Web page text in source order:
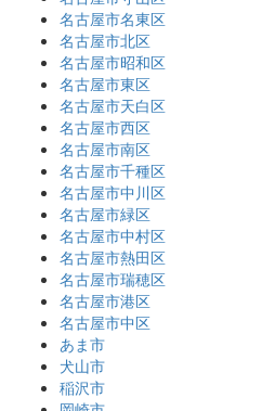
名古屋市名東区
名古屋市北区
名古屋市昭和区
名古屋市東区
名古屋市天白区
名古屋市西区
名古屋市南区
名古屋市千種区
名古屋市中川区
名古屋市緑区
名古屋市中村区
名古屋市熱田区
名古屋市瑞穂区
名古屋市港区
名古屋市中区
あま市
犬山市
稲沢市